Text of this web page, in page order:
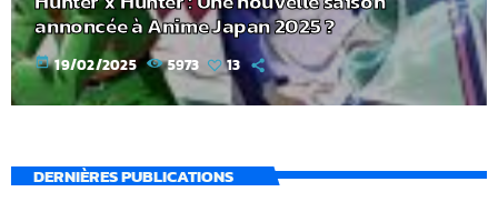
annoncée à Anime Japan 2025 ?
today 19/02/2025 5973 13
DERNIÈRES PUBLICATIONS